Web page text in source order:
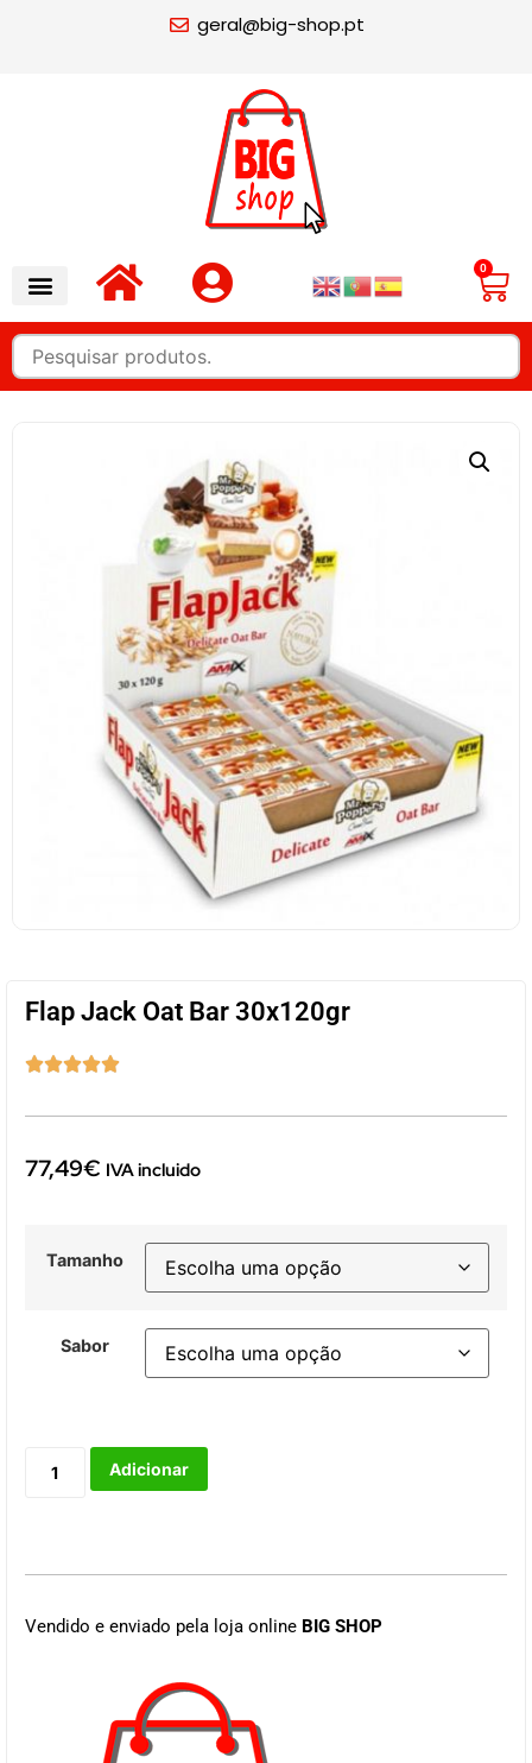
geral@big-shop.pt
0
Flap Jack Oat Bar 30x120gr

77,49€ IVA incluido
Tamanho
Sabor
Adicionar
Vendido e enviado pela loja online BIG SHOP